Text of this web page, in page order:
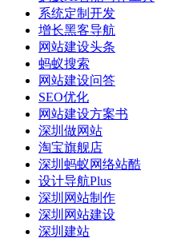
系统定制开发
增长黑客导航
网站建设头条
蚂蚁搜索
网站建设问答
SEO优化
网站建设方案书
深圳做网站
淘宝旗舰店
深圳蚂蚁网络站酷
设计导航Plus
深圳网站制作
深圳网站建设
深圳建站